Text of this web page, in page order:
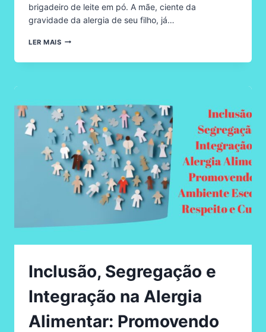
brigadeiro de leite em pó. A mãe, ciente da
gravidade da alergia de seu filho, já…
LER MAISRELATO
NA
ESCOLA:
EXCLUINDO
UMA
CRIANÇA
DE
ATIVIDADES
PEDAGÓGICAS
Inclusão, Segregação e
Integração na Alergia
Alimentar: Promovendo